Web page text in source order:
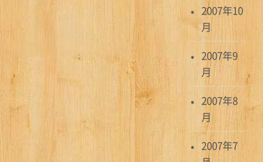
2007年10
月
2007年9
月
2007年8
月
2007年7